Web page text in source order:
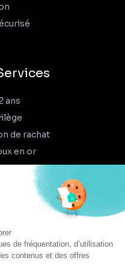
ans
de rachat
en or